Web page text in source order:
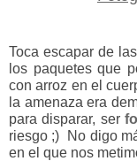
Toca escapar de
los paquetes que
con arroz en el
la amenaza era
para disparar, ser
riesgo ;) No digo
en el que nos